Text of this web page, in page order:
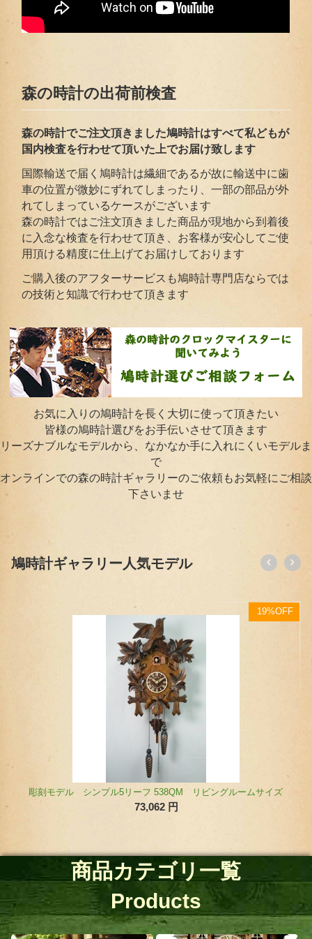
森の時計の出荷前検査
森の時計でご注文頂きました鳩時計はすべて私どもが
国内検査を行わせて頂いた上でお届け致します
国際輸送で届く鳩時計は繊細であるが故に輸送中に歯
車の位置が微妙にずれてしまったり、一部の部品が外
れてしまっているケースがございます
森の時計ではご注文頂きました商品が現地から到着後
に入念な検査を行わせて頂き、お客様が安心してご使
用頂ける精度に仕上げてお届けしております
ご購入後のアフターサービスも鳩時計専門店ならでは
の技術と知識で行わせて頂きます
お気に入りの鳩時計を長く大切に使って頂きたい
皆様の鳩時計選びをお手伝いさせて頂きます
リーズナブルなモデルから、なかなか手に入れにくいモデルま
で
オンラインでの森の時計ギャラリーのご依頼もお気軽にご相談
下さいませ
鳩時計ギャラリー人気モデル
モデル シンプル5リーフ 538QM リビングルームサイズ
円
商品カテゴリ一覧
Products